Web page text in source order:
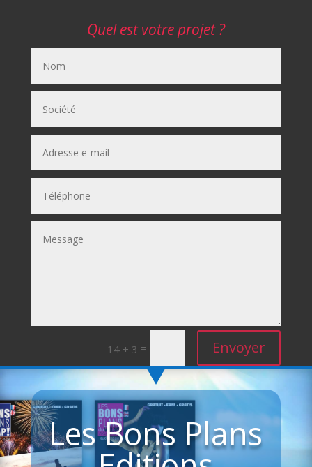
Quel est votre projet ?
14 + 3 = Envoyer
Les Bons Plans